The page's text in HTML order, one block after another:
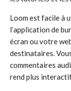
Loom est facile à
l’application de
écran ou votre
destinataires.
commentaires
rend plus